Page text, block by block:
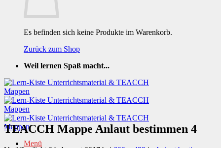
Es befinden sich keine Produkte im Warenkorb.
Zurück zum Shop
Weil lernen Spaß macht...
Menü
TEACCH Mappe Anlaut bestimmen 4